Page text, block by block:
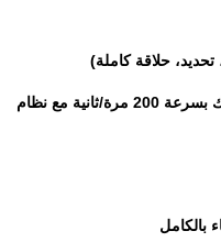
حلاقة كاملة)
شفرات تتحرك بسرعة 200 مرة/ثانية مع نظام
بالكامل